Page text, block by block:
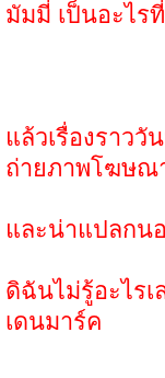
มัมมี่ เป็นอะไร
แล้วเรื่องราว
ถ่ายภาพโฆษณ
และน่าแปลกน
ดิฉันไม่รู้อะไรเ
เดนมาร์ค